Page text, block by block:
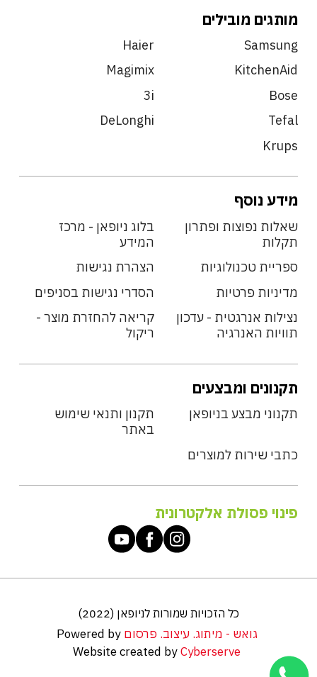
מותגים מובילים
Samsung
Haier
KitchenAid
Magimix
Bose
3i
Tefal
DeLonghi
Krups
מידע נוסף
שאלות נפוצות ופתרון
תקלות
בלוג ניופאן - מרכז
המידע
ספריית טכנולוגיות
הצהרת נגישות
מדיניות פרטיות
הסדרי נגישות בסניפים
נצילות אנרגטית - עדכון
תוויות האנרגיה
קריאה להחזרת מוצר -
ריקול
תקנונים ומבצעים
תקנוני מבצע בניופאן
תקנון ותנאי שימוש
באתר
כתבי שירות למוצרים
פינוי פסולת אלקטרונית
כל הזכויות שמורות לניופאן (2022)
Powered by גואש - מיתוג. עיצוב. פרסום
Website created by Cyberserve